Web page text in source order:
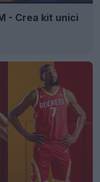
- Crea kit unici